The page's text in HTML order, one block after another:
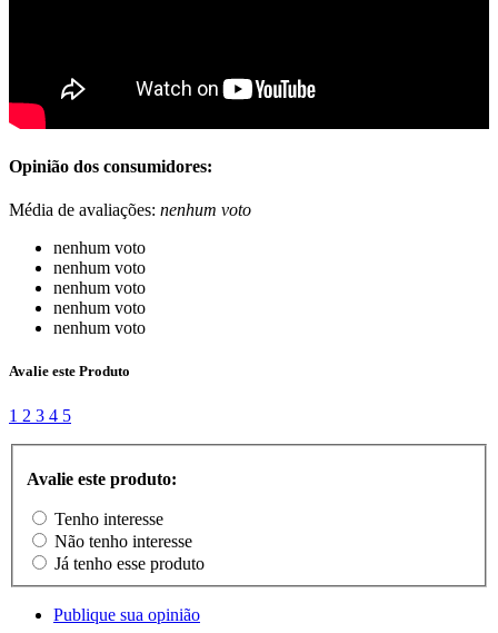
Opinião dos consumidores:
Média de avaliações: nenhum voto
nenhum voto
nenhum voto
nenhum voto
nenhum voto
nenhum voto
Avalie este Produto
1 2 3 4 5
Avalie este produto:
Tenho interesse
Não tenho interesse
Já tenho esse produto
Publique sua opinião